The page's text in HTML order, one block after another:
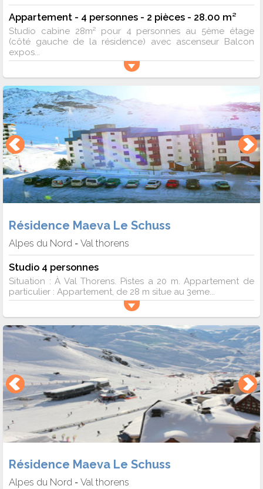
Appartement - 4 personnes - 2 pièces - 28.00 m²
Studio cabine 28m² pour 4 personnes au 5ème étage
(côté gauche de la résidence) avec ascenseur Balcon
expos...
Résidence Maeva Le Schuss
Alpes du Nord - Val thorens
Studio 4 personnes
Situation : À Val Thorens. Pistes a 20 m. Appartement de
particulier : Appartement, de 28 m situe au 3eme...
Résidence Maeva Le Schuss
Alpes du Nord - Val thorens